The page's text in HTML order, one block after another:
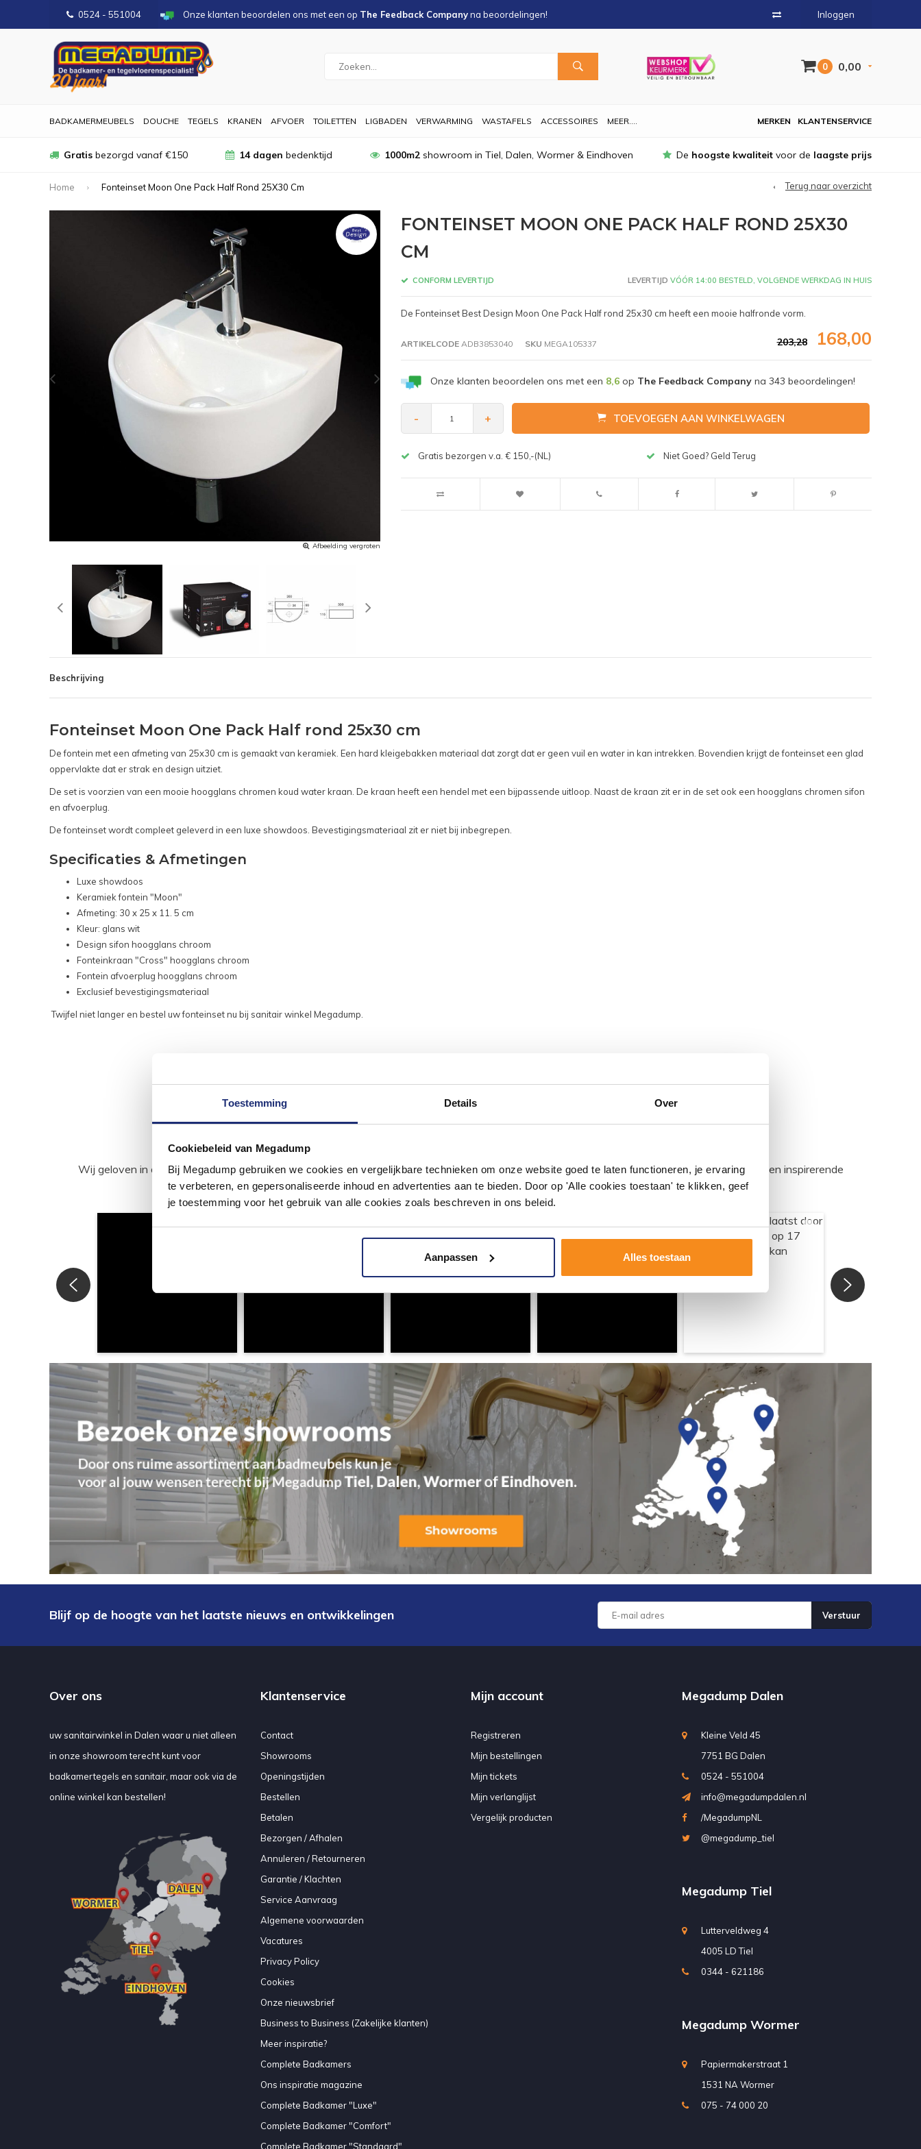
Toestemming Details Over
Cookiebeleid van Megadump
Bij Megadump gebruiken we cookies en vergelijkbare technieken om onze website goed te laten functioneren, je ervaring
te verbeteren, en gepersonaliseerde inhoud en advertenties aan te bieden. Door op 'Alle cookies toestaan' te klikken, geef
je toestemming voor het gebruik van alle cookies zoals beschreven in ons beleid.
Aanpassen Alles toestaan
0524 - 551004 Onze klanten beoordelen ons met een op The Feedback Companyna beoordelingen! Inloggen
0 0,00
BADKAMERMEUBELS DOUCHE TEGELS KRANEN AFVOER TOILETTEN LIGBADEN VERWARMING WASTAFELS ACCESSOIRES MEER.... KLANTENSERVICE
MERKEN
Gratis bezorgd vanaf €150 14 dagen bedenktijd 1000m2showroom in Tiel, Dalen, Wormer & Eindhoven De hoogste kwaliteit voor de laagste prijs
Home Fonteinset Moon One Pack Half Rond 25X30 Cm Terug naar overzicht
Afbeelding vergroten
FONTEINSET MOON ONE PACK HALF ROND 25X30
CM
CONFORM LEVERTIJD LEVERTIJD VÓÓR 14:00 BESTELD, VOLGENDE WERKDAG IN HUIS
De Fonteinset Best Design Moon One Pack Half rond 25x30 cm heeft een mooie halfronde vorm.
ARTIKELCODEADB3853040 SKU MEGA105337 203,28 168,00
Onze klanten beoordelen ons met een 8,6op The Feedback Companyna 343 beoordelingen!
- + TOEVOEGEN AAN WINKELWAGEN
Gratis bezorgen v.a. € 150,-(NL) Niet Goed? Geld Terug
Beschrijving
Fonteinset Moon One Pack Half rond 25x30 cm
De fontein met een afmeting van 25x30 cm is gemaakt van keramiek. Een hard kleigebakken materiaal dat zorgt dat er geen vuil en water in kan intrekken. Bovendien krijgt de fonteinset een glad
oppervlakte dat er strak en design uitziet.
De set is voorzien van een mooie hoogglans chromen koud water kraan. De kraan heeft een hendel met een bijpassende uitloop. Naast de kraan zit er in de set ook een hoogglans chromen sifon
en afvoerplug.
De fonteinset wordt compleet geleverd in een luxe showdoos. Bevestigingsmateriaal zit er niet bij inbegrepen.
Specificaties & Afmetingen
Luxe showdoos
Keramiek fontein "Moon"
Afmeting: 30 x 25 x 11. 5 cm
Kleur: glans wit
Design sifon hoogglans chroom
Fonteinkraan "Cross" hoogglans chroom
Fontein afvoerplug hoogglans chroom
Exclusief bevestigingsmateriaal
Twijfel niet langer en bestel uw fonteinset nu bij sanitair winkel Megadump.
Wij geloven in de kracht van delen. Deel jouw badkamer op Instagram met #mijndroombadkamer en tag @megadumpnl. Samen bouwen we een inspirerende
omgeving vol met unieke badkamerstijlen. Doe je mee?
Blijf op de hoogte van het laatste nieuws en ontwikkelingen Verstuur
Over ons
uw sanitairwinkel in Dalen waar u niet alleen
in onze showroom terecht kunt voor
badkamertegels en sanitair, maar ook via de
online winkel kan bestellen!
Klantenservice
Contact
Showrooms
Openingstijden
Bestellen
Betalen
Bezorgen / Afhalen
Annuleren / Retourneren
Garantie / Klachten
Service Aanvraag
Algemene voorwaarden
Vacatures
Privacy Policy
Cookies
Onze nieuwsbrief
Business to Business (Zakelijke klanten)
Meer inspiratie?
Complete Badkamers
Ons inspiratie magazine
Complete Badkamer "Luxe"
Complete Badkamer "Comfort"
Complete Badkamer "Standaard"
Mijn account
Registreren
Mijn bestellingen
Mijn tickets
Mijn verlanglijst
Vergelijk producten
Megadump Dalen
Kleine Veld 45
7751 BG Dalen
0524 - 551004
info@megadumpdalen.nl
/MegadumpNL
@megadump_tiel
Megadump Tiel
Lutterveldweg 4
4005 LD Tiel
0344 - 621186
Megadump Wormer
Papiermakerstraat 1
1531 NA Wormer
075 - 74 000 20